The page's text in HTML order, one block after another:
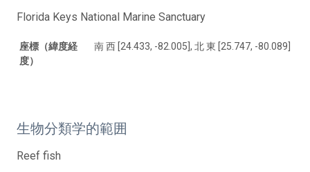
Florida Keys National Marine Sanctuary
座標（緯度経
度）
南 西 [24.433, -82.005], 北 東 [25.747, -80.089]
生物分類学的範囲
Reef fish